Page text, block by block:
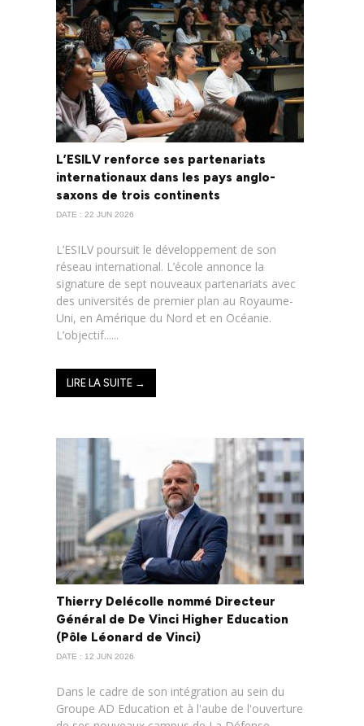
L’ESILV renforce ses partenariats
internationaux dans les pays anglo-
saxons de trois continents
DATE : 22 JUN 2026
L’ESILV poursuit le développement de son
réseau international. L’école annonce la
signature de sept nouveaux partenariats avec
des universités de premier plan au Royaume-
Uni, en Amérique du Nord et en Océanie.
L’objectif......
LIRE LA SUITE →
Thierry Delécolle nommé Directeur
Général de De Vinci Higher Education
(Pôle Léonard de Vinci)
DATE : 12 JUN 2026
Dans le cadre de son intégration au sein du
Groupe AD Education et à l'aube de l'ouverture